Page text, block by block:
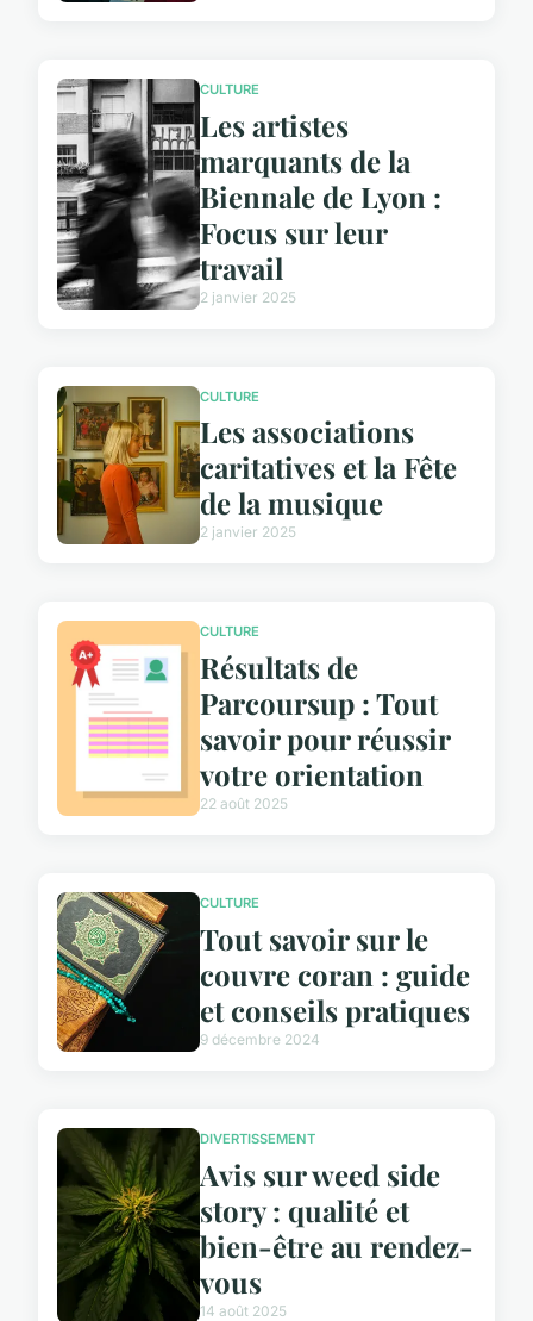
CULTURE
Les artistes
marquants de la
Biennale de Lyon :
Focus sur leur
travail
2 janvier 2025
CULTURE
Les associations
caritatives et la Fête
de la musique
2 janvier 2025
CULTURE
Résultats de
Parcoursup : Tout
savoir pour réussir
votre orientation
22 août 2025
CULTURE
Tout savoir sur le
couvre coran : guide
et conseils pratiques
9 décembre 2024
DIVERTISSEMENT
Avis sur weed side
story : qualité et
bien-être au rendez-
vous
14 août 2025